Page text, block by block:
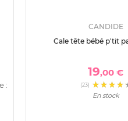
:
CANDIDE
Cale tête bébé p'tit
19,00 €
(23)
En stock